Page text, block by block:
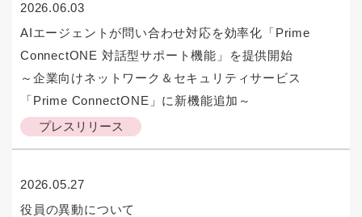
2026.06.03
プレスリリース
AIエージェントが問い合わせ対応を効率化「Prime
ConnectONE 対話型サポート機能」を提供開始
～企業向けネットワーク＆セキュリティサービス
「Prime ConnectONE」に新機能追加～
2026.05.27
役員の異動について